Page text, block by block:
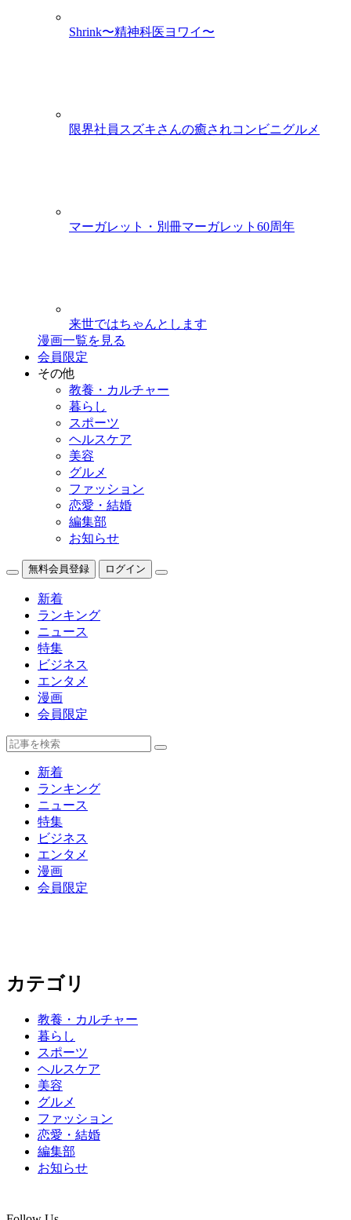
Shrink〜精神科医ヨワイ〜
限界社員スズキさんの癒されコンビニグルメ
マーガレット・別冊マーガレット60周年
来世ではちゃんとします
漫画一覧を見る
会員限定
その他
教養・カルチャー
暮らし
スポーツ
ヘルスケア
美容
グルメ
ファッション
恋愛・結婚
編集部
お知らせ
無料会員登録 ログイン
新着
ランキング
ニュース
特集
ビジネス
エンタメ
漫画
会員限定
新着
ランキング
ニュース
特集
ビジネス
エンタメ
漫画
会員限定
カテゴリ
教養・カルチャー
暮らし
スポーツ
ヘルスケア
美容
グルメ
ファッション
恋愛・結婚
編集部
お知らせ